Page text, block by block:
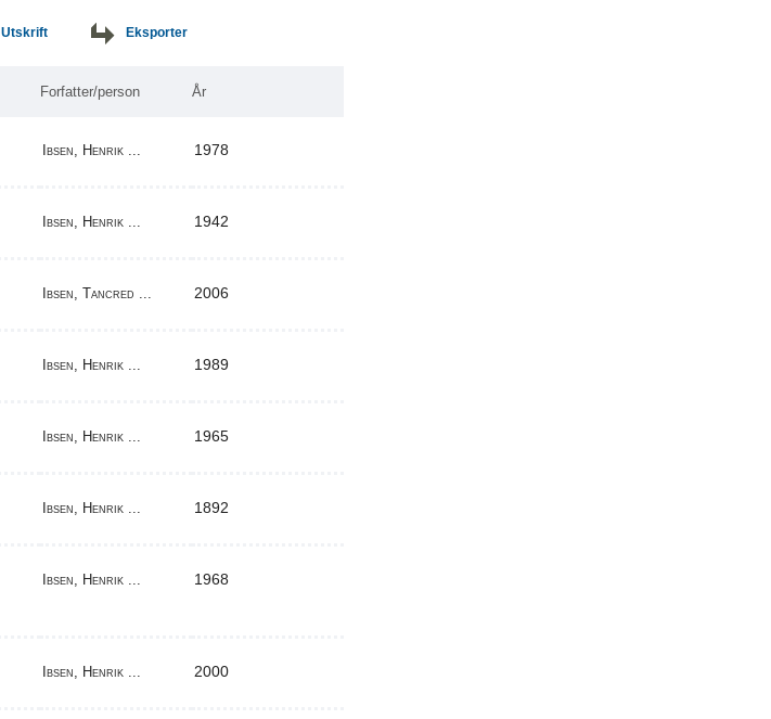
Utskrift Eksporter
Forfatter/person År
Ibsen, Henrik ... 1978
Ibsen, Henrik ... 1942
Ibsen, Tancred ... 2006
Ibsen, Henrik ... 1989
Ibsen, Henrik ... 1965
Ibsen, Henrik ... 1892
Ibsen, Henrik ... 1968
Ibsen, Henrik ... 2000